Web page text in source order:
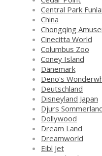
Central Park
China
Chongqing
Cinecitta World
Columbus Zoo
Coney Island
Dänemark
Deno's
Deutschland
Disneyland Japan
Djurs
Dollywood
Dream Land
Dreamworld
Eibl Jet